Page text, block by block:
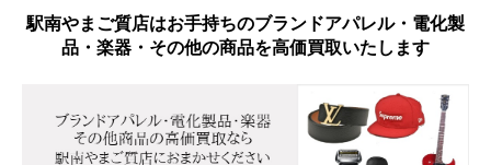
駅南やまご質店はお手持ちのブランドアパレル・電化製
品・楽器・その他の商品を高価買取いたします